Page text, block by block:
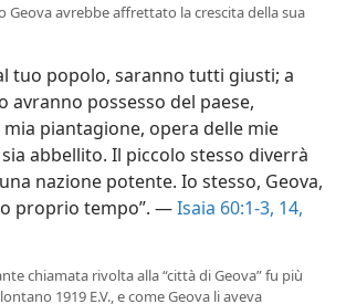
Geova avrebbe affrettato la crescita della sua
tuo popolo, saranno tutti giusti; a
possesso del paese,
piantagione, opera delle mie
abbellito. Il piccolo stesso diverrà
nazione potente. Io stesso, Geova,
proprio tempo”. —Isaia 60:1-3, 14,
chiamata rivolta alla “città di Geova” fu più
1919 E.V., e come Geova li aveva